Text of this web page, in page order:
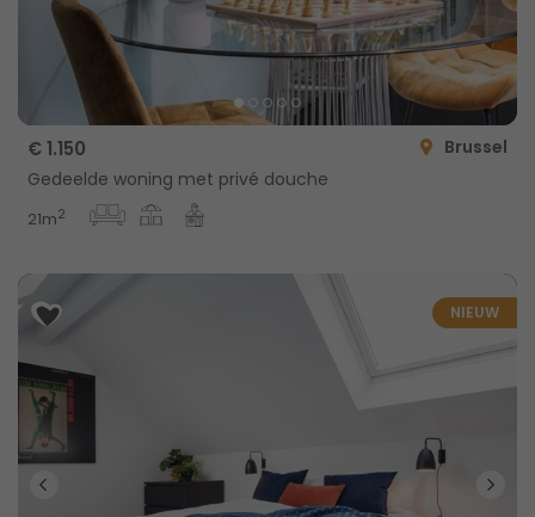
€ 1.150
Brussel
Gedeelde woning met privé douche
21m2
NIEUW